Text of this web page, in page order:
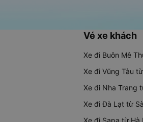
Vé xe khách
Xe đi Buôn Mê
Xe đi Vũng Tàu
Xe đi Nha Trang
Xe đi Đà Lạt từ